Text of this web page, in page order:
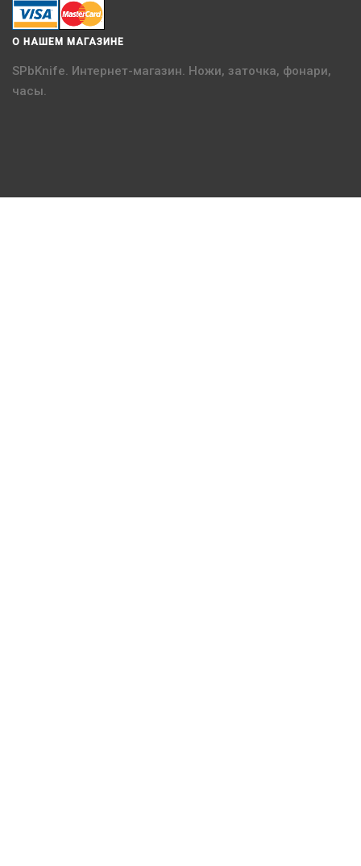
О НАШЕМ МАГАЗИНЕ
SPbKnife. Интернет-магазин. Ножи, заточка, фонари,
часы.